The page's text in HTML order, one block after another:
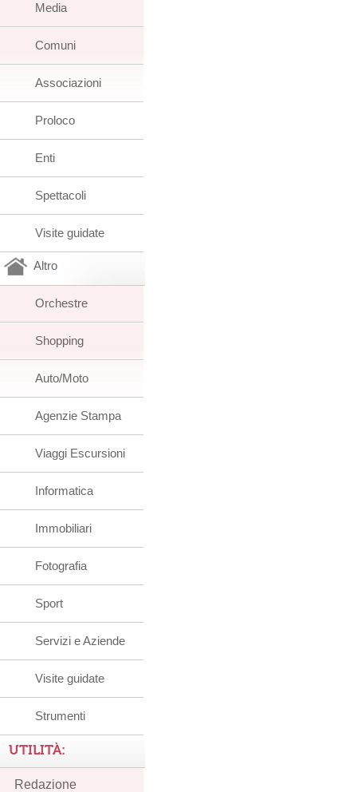
Media
Comuni
Associazioni
Proloco
Enti
Spettacoli
Visite guidate
Altro
Orchestre
Shopping
Auto/Moto
Agenzie Stampa
Viaggi Escursioni
Informatica
Immobiliari
Fotografia
Sport
Servizi e Aziende
Visite guidate
Strumenti
UTILITÀ:
Redazione